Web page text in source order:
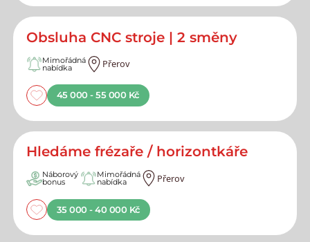
Obsluha CNC stroje | 2 směny
Mimořádná
nabídka Přerov
45 000 - 55 000 Kč
Hledáme frézaře / horizontkáře
Náborový
bonus
Mimořádná
nabídka Přerov
35 000 - 40 000 Kč